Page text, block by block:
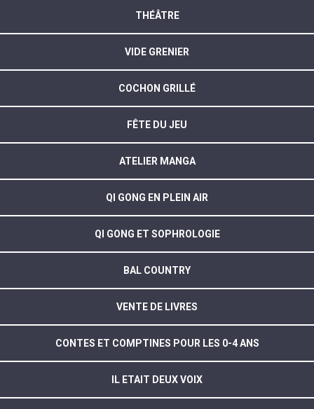
THÉÂTRE
VIDE GRENIER
COCHON GRILLÉ
FÊTE DU JEU
ATELIER MANGA
QI GONG EN PLEIN AIR
QI GONG ET SOPHROLOGIE
BAL COUNTRY
VENTE DE LIVRES
CONTES ET COMPTINES POUR LES 0-4 ANS
IL ETAIT DEUX VOIX